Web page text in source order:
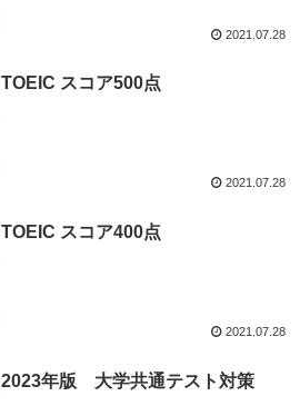
2021.07.28
TOEIC スコア500点
2021.07.28
TOEIC スコア400点
2021.07.28
2023年版 大学共通テスト対策